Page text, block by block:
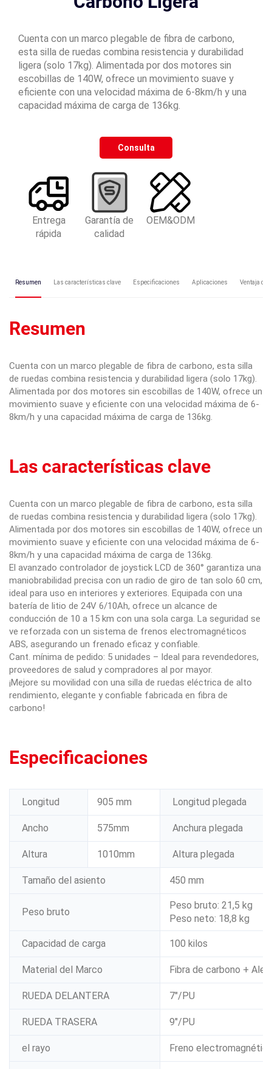
Cuenta con un marco plegable de fibra de carbono,
esta silla de ruedas combina resistencia y durabilidad
ligera (solo 17kg). Alimentada por dos motores sin
escobillas de 140W, ofrece un movimiento suave y
eficiente con una velocidad máxima de 6-8km/h y una
capacidad máxima de carga de 136kg.
Consulta
Entrega
rápida
Garantía de
calidad
OEM&ODM
Resumen Las características clave Especificaciones Aplicaciones Ventaja
Resumen
Cuenta con un marco plegable de fibra de carbono, esta silla
de ruedas combina resistencia y durabilidad ligera (solo 17kg).
Alimentada por dos motores sin escobillas de 140W, ofrece un
movimiento suave y eficiente con una velocidad máxima de 6-
8km/h y una capacidad máxima de carga de 136kg.
Las características clave
Cuenta con un marco plegable de fibra de carbono, esta silla
de ruedas combina resistencia y durabilidad ligera (solo 17kg).
Alimentada por dos motores sin escobillas de 140W, ofrece un
movimiento suave y eficiente con una velocidad máxima de 6-
8km/h y una capacidad máxima de carga de 136kg.
El avanzado controlador de joystick LCD de 360° garantiza una
maniobrabilidad precisa con un radio de giro de tan solo 60 cm,
ideal para uso en interiores y exteriores. Equipada con una
batería de litio de 24V 6/10Ah, ofrece un alcance de
conducción de 10 a 15 km con una sola carga. La seguridad se
ve reforzada con un sistema de frenos electromagnéticos
ABS, asegurando un frenado eficaz y confiable.
Cant. mínima de pedido: 5 unidades – Ideal para revendedores,
proveedores de salud y compradores al por mayor.
¡Mejore su movilidad con una silla de ruedas eléctrica de alto
rendimiento, elegante y confiable fabricada en fibra de
carbono!
Especificaciones
Longitud 905 mm Longitud plegada
Ancho 575mm Anchura plegada
Altura 1010mm Altura plegada
Tamaño del asiento 450 mm
Peso bruto
Peso bruto: 21,5 kg
Peso neto: 18,8 kg
Capacidad de carga 100 kilos
Material del Marco Fibra de carbono +
RUEDA DELANTERA 7"/PU
RUEDA TRASERA 9"/PU
el rayo Freno